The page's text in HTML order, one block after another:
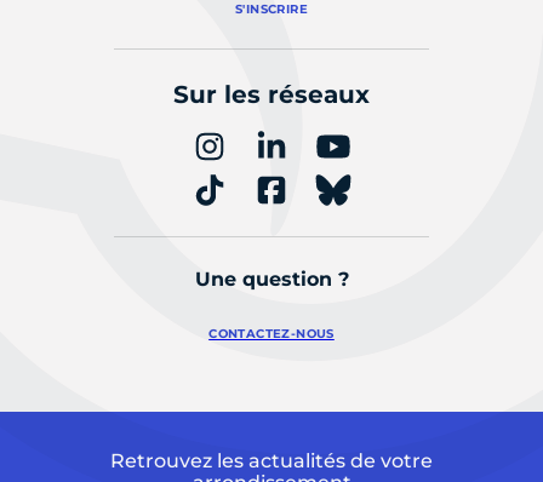
S'INSCRIRE
Sur les réseaux
Une question ?
CONTACTEZ-NOUS
Retrouvez les actualités de votre